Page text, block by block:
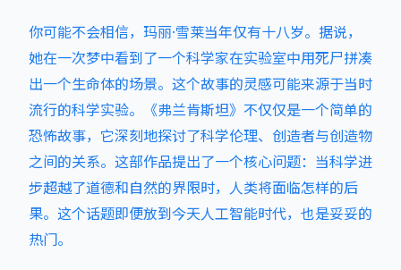
你可能不会相信，玛丽·雪莱当年仅有十八岁。据说，
她在一次梦中看到了一个科学家在实验室中用死尸拼凑
出一个生命体的场景。这个故事的灵感可能来源于当时
流行的科学实验。《弗兰肯斯坦》不仅仅是一个简单的
恐怖故事，它深刻地探讨了科学伦理、创造者与创造物
之间的关系。这部作品提出了一个核心问题：当科学进
步超越了道德和自然的界限时，人类将面临怎样的后
果。这个话题即便放到今天人工智能时代，也是妥妥的
热门。